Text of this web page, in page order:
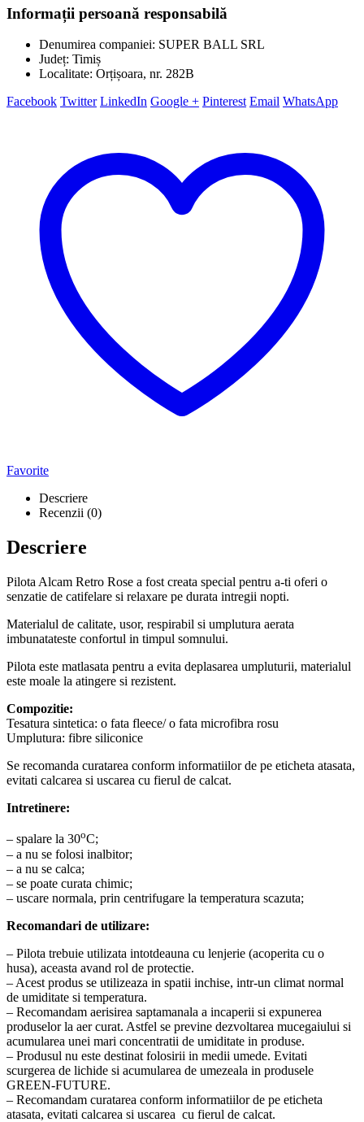
Informații persoană responsabilă
Denumirea companiei: SUPER BALL SRL
Județ: Timiș
Localitate: Orțișoara, nr. 282B
Facebook Twitter LinkedIn Google + Pinterest Email WhatsApp
Favorite
Descriere
Recenzii (0)
Descriere
Pilota Alcam Retro Rose a fost creata special pentru a-ti oferi o
senzatie de catifelare si relaxare pe durata intregii nopti.
Materialul de calitate, usor, respirabil si umplutura aerata
imbunatateste confortul in timpul somnului.
Pilota este matlasata pentru a evita deplasarea umpluturii, materialul
este moale la atingere si rezistent.
Compozitie:
Tesatura sintetica: o fata fleece/ o fata microfibra rosu
Umplutura: fibre siliconice
Se recomanda curatarea conform informatiilor de pe eticheta atasata,
evitati calcarea si uscarea cu fierul de calcat.
Intretinere:
– spalare la 30oC;
– a nu se folosi inalbitor;
– a nu se calca;
– se poate curata chimic;
– uscare normala, prin centrifugare la temperatura scazuta;
Recomandari de utilizare:
– Pilota trebuie utilizata intotdeauna cu lenjerie (acoperita cu o
husa), aceasta avand rol de protectie.
– Acest produs se utilizeaza in spatii inchise, intr-un climat normal
de umiditate si temperatura.
– Recomandam aerisirea saptamanala a incaperii si expunerea
produselor la aer curat. Astfel se previne dezvoltarea mucegaiului si
acumularea unei mari concentratii de umiditate in produse.
– Produsul nu este destinat folosirii in medii umede. Evitati
scurgerea de lichide si acumularea de umezeala in produsele
GREEN-FUTURE.
– Recomandam curatarea conform informatiilor de pe eticheta
atasata, evitati calcarea si uscarea cu fierul de calcat.